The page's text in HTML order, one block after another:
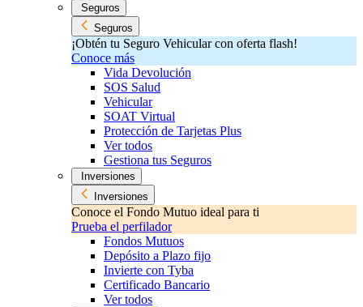
Seguros
Seguros
¡Obtén tu Seguro Vehicular con oferta flash!
Conoce más
Vida Devolución
SOS Salud
Vehicular
SOAT Virtual
Protección de Tarjetas Plus
Ver todos
Gestiona tus Seguros
Inversiones
Inversiones
Conoce el Fondo Mutuo ideal para ti
Prueba el perfilador
Fondos Mutuos
Depósito a Plazo fijo
Invierte con Tyba
Certificado Bancario
Ver todos